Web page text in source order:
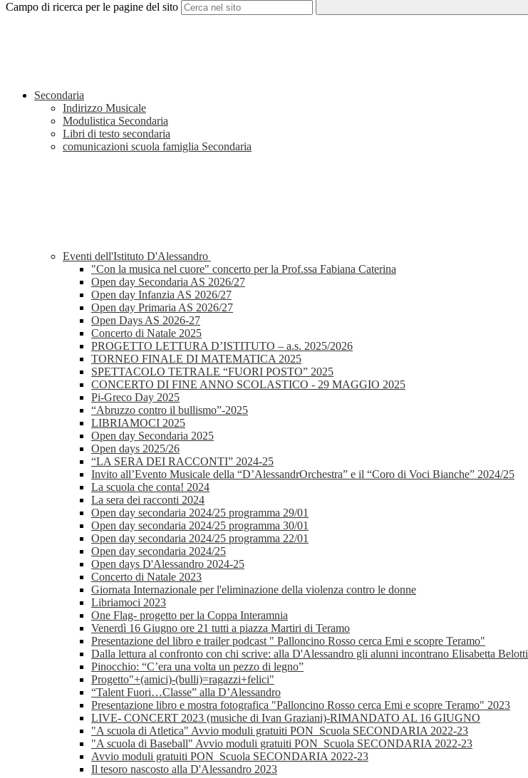
Campo di ricerca per le pagine del sito
Secondaria
Indirizzo Musicale
Modulistica Secondaria
Libri di testo secondaria
comunicazioni scuola famiglia Secondaria
Eventi dell'Istituto D'Alessandro
"Con la musica nel cuore" concerto per la Prof.ssa Fabiana Caterina
Open day Secondaria AS 2026/27
Open day Infanzia AS 2026/27
Open day Primaria AS 2026/27
Open Days AS 2026-27
Concerto di Natale 2025
PROGETTO LETTURA D’ISTITUTO – a.s. 2025/2026
TORNEO FINALE DI MATEMATICA 2025
SPETTACOLO TETRALE “FUORI POSTO” 2025
CONCERTO DI FINE ANNO SCOLASTICO - 29 MAGGIO 2025
Pi-Greco Day 2025
“Abruzzo contro il bullismo”-2025
LIBRIAMOCI 2025
Open day Secondaria 2025
Open days 2025/26
“LA SERA DEI RACCONTI” 2024-25
Invito all’Evento Musicale della “D’AlessandrOrchestra” e il “Coro di Voci Bianche” 2024/25
La scuola che conta! 2024
La sera dei racconti 2024
Open day secondaria 2024/25 programma 29/01
Open day secondaria 2024/25 programma 30/01
Open day secondaria 2024/25 programma 22/01
Open day secondaria 2024/25
Open days D'Alessandro 2024-25
Concerto di Natale 2023
Giornata Internazionale per l'eliminazione della violenza contro le donne
Libriamoci 2023
One Flag- progetto per la Coppa Interamnia
Venerdì 16 Giugno ore 21 tutti a piazza Martiri di Teramo
Presentazione del libro e trailer podcast " Palloncino Rosso cerca Emi e scopre Teramo"
Dalla lettura al confronto con chi scrive: alla D'Alessandro gli alunni incontrano Elisabetta Belotti
Pinocchio: “C’era una volta un pezzo di legno”
Progetto"+(amici)-(bulli)=ragazzi+felici"
“Talent Fuori…Classe” alla D’Alessandro
Presentazione libro e mostra fotografica "Palloncino Rosso cerca Emi e scopre Teramo" 2023
LIVE- CONCERT 2023 (musiche di Ivan Graziani)-RIMANDATO AL 16 GIUGNO
"A scuola di Atletica" Avvio moduli gratuiti PON_Scuola SECONDARIA 2022-23
"A scuola di Baseball" Avvio moduli gratuiti PON_Scuola SECONDARIA 2022-23
Avvio moduli gratuiti PON_Scuola SECONDARIA 2022-23
Il tesoro nascosto alla D'Alessandro 2023